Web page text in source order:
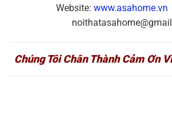
Website: www.asahome.vn
Chúng Tôi Chân Thành Cảm Ơn